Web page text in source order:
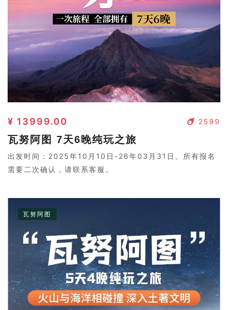
2599
¥ 13999.00
瓦努阿图 7天6晚纯玩之旅
出发时间：2025年10月10日-26年03月31日。所有报名
需要二次确认，请联系客服。
瓦努阿图